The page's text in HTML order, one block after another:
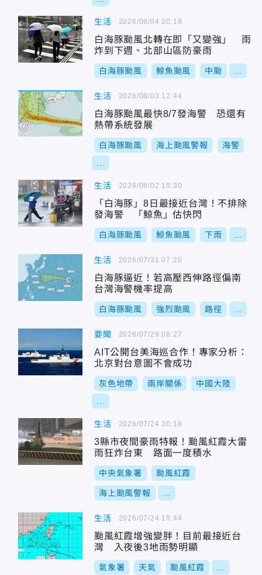
生活
白海豚颱風北轉在即「又變強」 雨
炸到下週、北部山區防豪雨
白海豚颱風 鯨魚颱風 中颱
2026/08/04 20:19
生活
白海豚颱風最快8/7發海警 恐還有
熱帶系統發展
白海豚颱風 海上颱風警報 海警
2026/08/03 12:44
生活
「白海豚」8日最接近台灣！不排除
發海警 「鯨魚」估快閃
白海豚颱風 鯨魚颱風 下雨
2026/08/02 19:30
生活
白海豚逼近！若高壓西伸路徑偏南
台灣海警機率提高
白海豚颱風 強烈颱風 路徑
2026/07/31 07:20
要聞
AIT公開台美海巡合作！專家分析：
北京對台意圖不會成功
灰色地帶 兩岸關係 中國大陸
2026/07/29 08:27
生活
3縣市夜間豪雨特報！颱風紅霞大雷
雨狂炸台東 路面一度積水
中央氣象署 颱風紅霞
海上颱風警報
2026/07/24 20:18
生活
颱風紅霞增強變胖！目前最接近台
灣 入夜後3地雨勢明顯
氣象署 天氣 颱風紅霞
2026/07/24 19:44